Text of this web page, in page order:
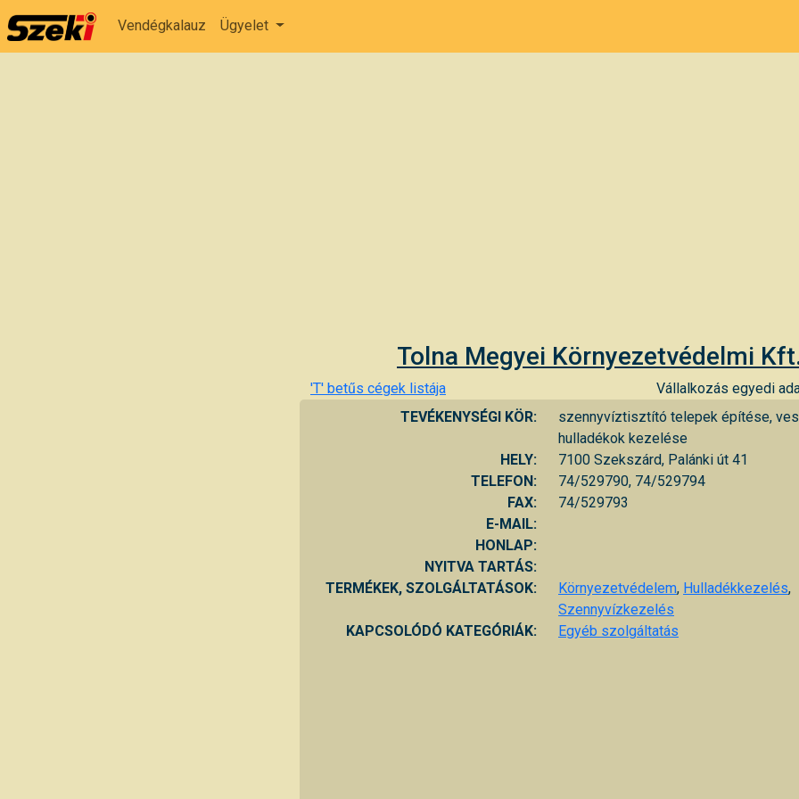
Vendégkalauz Ügyelet
Tolna Megyei Környezetvédelmi
'T' betűs cégek listája
Vállalkozás egyedi
TEVÉKENYSÉGI KÖR:
szennyvíztisztító telepek építése,
hulladékok kezelése
HELY:
7100 Szekszárd, Palánki út 41
TELEFON:
74/529790, 74/529794
FAX:
74/529793
E-MAIL:
HONLAP:
NYITVA TARTÁS:
TERMÉKEK, SZOLGÁLTATÁSOK:
Környezetvédelem, Hulladékkezelés,
Szennyvízkezelés
KAPCSOLÓDÓ KATEGÓRIÁK:
Egyéb szolgáltatás